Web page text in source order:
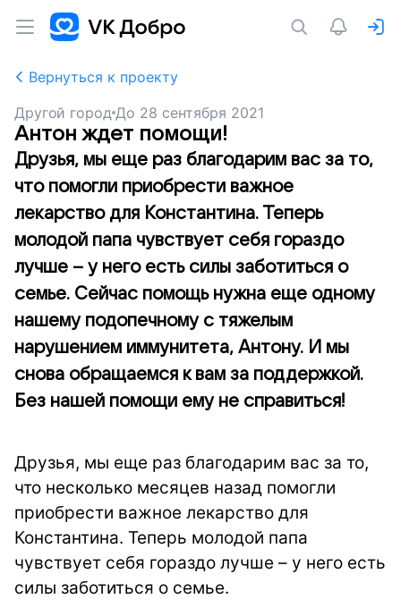
Вернуться к проекту
Другой город До 28 сентября 2021
Антон ждет помощи!
Друзья, мы еще раз благодарим вас за то,
что помогли приобрести важное
лекарство для Константина. Теперь
молодой папа чувствует себя гораздо
лучше – у него есть силы заботиться о
семье. Сейчас помощь нужна еще одному
нашему подопечному с тяжелым
нарушением иммунитета, Антону. И мы
снова обращаемся к вам за поддержкой.
Без нашей помощи ему не справиться!
Друзья, мы еще раз благодарим вас за то,
что несколько месяцев назад помогли
приобрести важное лекарство для
Константина. Теперь молодой папа
чувствует себя гораздо лучше – у него есть
силы заботиться о семье.